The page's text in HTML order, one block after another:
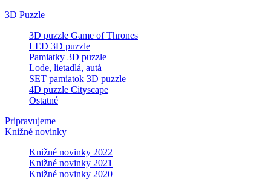
3D Puzzle
3D puzzle Game of Thrones
LED 3D puzzle
Pamiatky 3D puzzle
Lode, lietadlá, autá
SET pamiatok 3D puzzle
4D puzzle Cityscape
Ostatné
Pripravujeme
Knižné novinky
Knižné novinky 2022
Knižné novinky 2021
Knižné novinky 2020